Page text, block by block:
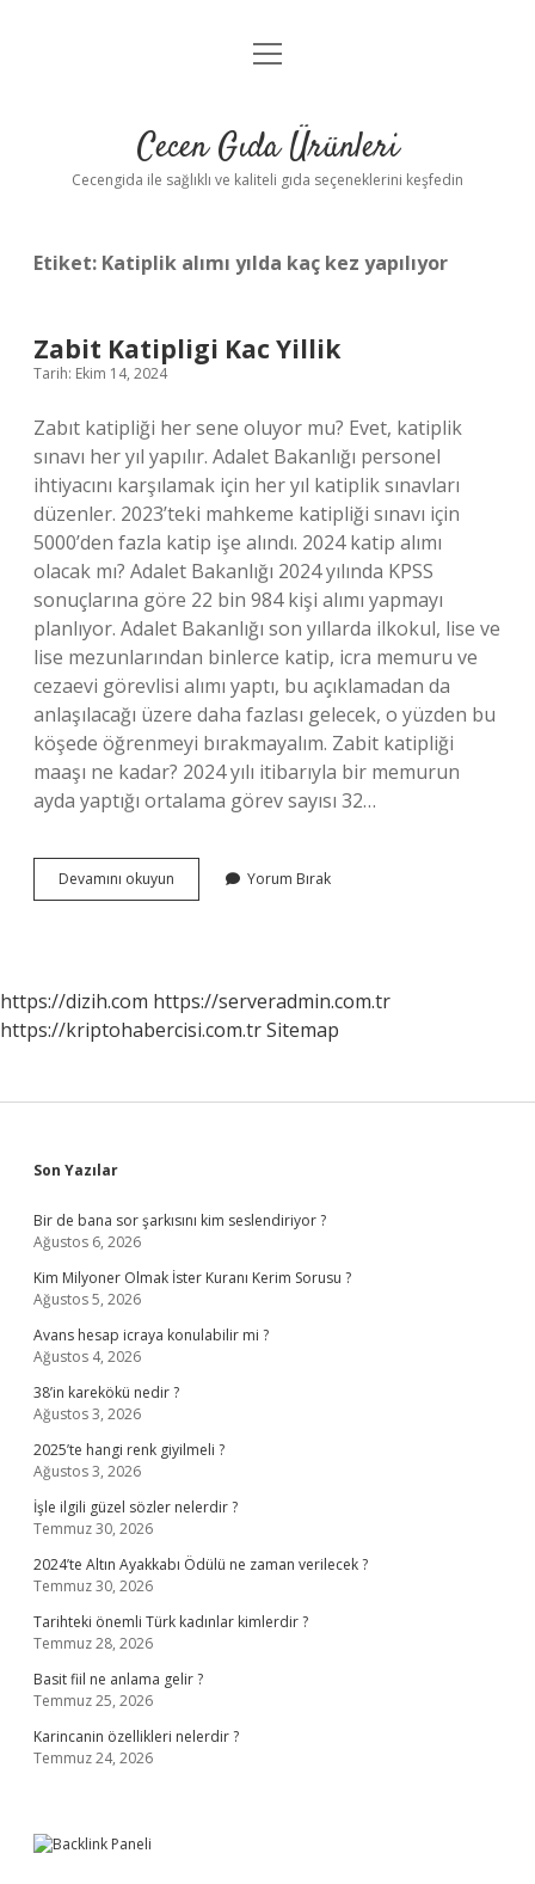
Anasayfa
Yasal Uyarı
menüyü
Cecen Gıda Ürünleri
Cecengida ile sağlıklı ve kaliteli gıda seçeneklerini keşfedin
Etiket: Katiplik alımı yılda kaç kez yapılıyor
Zabit Katipligi Kac Yillik
Tarih: Ekim 14, 2024
Zabıt katipliği her sene oluyor mu? Evet, katiplik
sınavı her yıl yapılır. Adalet Bakanlığı personel
ihtiyacını karşılamak için her yıl katiplik sınavları
düzenler. 2023’teki mahkeme katipliği sınavı için
5000’den fazla katip işe alındı. 2024 katip alımı
olacak mı? Adalet Bakanlığı 2024 yılında KPSS
sonuçlarına göre 22 bin 984 kişi alımı yapmayı
planlıyor. Adalet Bakanlığı son yıllarda ilkokul, lise ve
lise mezunlarından binlerce katip, icra memuru ve
cezaevi görevlisi alımı yaptı, bu açıklamadan da
anlaşılacağı üzere daha fazlası gelecek, o yüzden bu
köşede öğrenmeyi bırakmayalım. Zabit katipliği
maaşı ne kadar? 2024 yılı itibarıyla bir memurun
ayda yaptığı ortalama görev sayısı 32…
Devamını okuyun
Katipligi
Yorum Bırak
https://dizih.com https://serveradmin.com.tr
https://kriptohabercisi.com.trSitemap
Sidebar
Son Yazılar
Bir de bana sor şarkısını kim seslendiriyor ?
Ağustos 6, 2026
Kim Milyoner Olmak İster Kuranı Kerim Sorusu ?
Ağustos 5, 2026
Avans hesap icraya konulabilir mi ?
Ağustos 4, 2026
38’in karekökü nedir ?
Ağustos 3, 2026
2025’te hangi renk giyilmeli ?
Ağustos 3, 2026
İşle ilgili güzel sözler nelerdir ?
Temmuz 30, 2026
2024’te Altın Ayakkabı Ödülü ne zaman verilecek ?
Temmuz 30, 2026
Tarihteki önemli Türk kadınlar kimlerdir ?
Temmuz 28, 2026
Basit fiil ne anlama gelir ?
Temmuz 25, 2026
Karincanin özellikleri nelerdir ?
Temmuz 24, 2026